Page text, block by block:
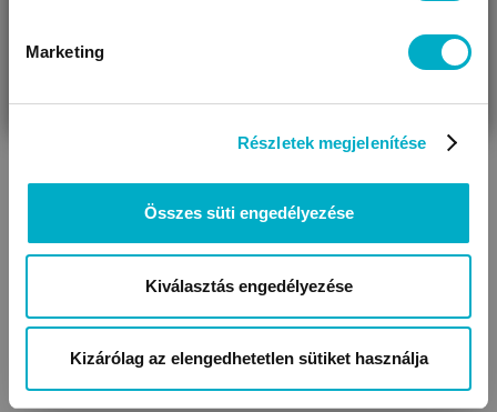
Marketing
Részletek megjelenítése
Összes süti engedélyezése
Kiválasztás engedélyezése
Kizárólag az elengedhetetlen sütiket használja
WC szűkítők Nedves WC papírok
Szülés utáni bugyik
VÁRANDÓS
AJÁNDÉKOT